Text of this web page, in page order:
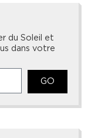
du Soleil et
dans votre
GO